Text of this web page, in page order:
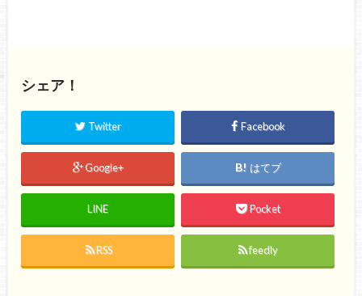
シェア！
Twitter Facebook
Google+ はてブ
LINE Pocket
RSS feedly